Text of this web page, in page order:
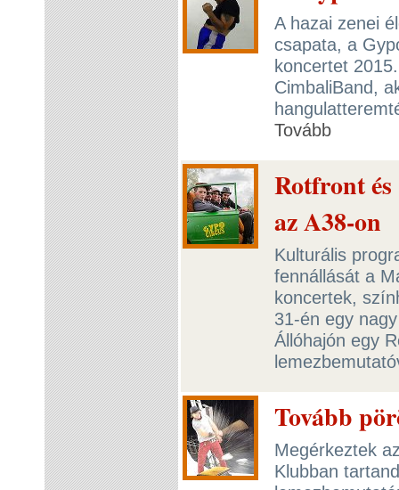
A hazai zenei
csapata, a
koncertet
CimbaliBand,
Tovább
Rotfront
az A38-on
Kulturális
fennállását a
koncertek,
31-én egy
Állóhajón egy
Tovább
Megérkeztek
Klubban